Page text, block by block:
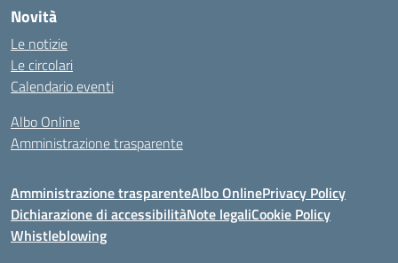
Novità
Le notizie
Le circolari
Calendario eventi
Albo Online
Amministrazione trasparente
Amministrazione trasparenteAlbo OnlinePrivacy Policy
Dichiarazione di accessibilitàNote legaliCookie Policy
Whistleblowing